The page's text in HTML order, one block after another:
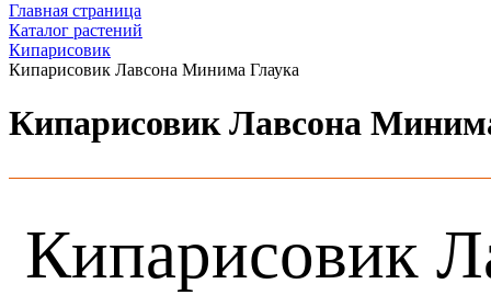
Главная страница
Каталог растений
Кипарисовик
Кипарисовик Лавсона Минима Глаука
Кипарисовик Лавсона
Кипарисовик